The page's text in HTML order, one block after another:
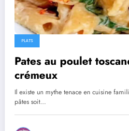
PLATS
Pates au poulet
crémeux
Il existe un mythe tenace en cuisine
pâtes soit…